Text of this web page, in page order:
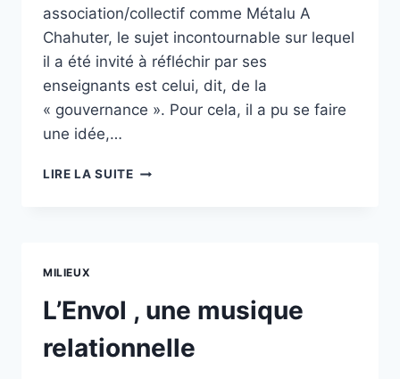
association/collectif comme Métalu A
Chahuter, le sujet incontournable sur lequel
il a été invité à réfléchir par ses
enseignants est celui, dit, de la
« gouvernance ». Pour cela, il a pu se faire
une idée,…
LIRE LA SUITEA
MÉTALU
CHAHUTER :
MILIEUX
L’Envol , une musique
relationnelle